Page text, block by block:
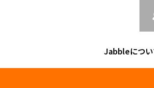
Jabbleにつ